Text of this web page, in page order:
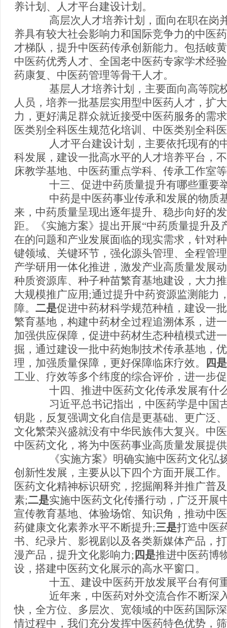
养计划、人才平台建设计划。
高层次人才培养计划，面向在职在岗
养具有较大社会影响力和国际竞争力的中医
才梯队，提升中医药传承创新能力。包括岐
中医药优秀人才、全国老中医药专家学术经
药康复、中医药管理等骨干人才。
基层人才培养计划，主要面向高等院
人员，培养一批基层实用型中医药人才，扩
力，更好满足群众就近接受中医药服务的需
医类别全科医生规范化培训、中医类别全科
人才平台建设计划，主要依托现有的
科发展，建设一批高水平的人才培养平台，
床教学基地、中医药重点学科、传承工作室
十三、促进中药质量提升有哪些重要
中药是中医药事业传承和发展的物质
来，中药质量呈现出逐年提升、稳步向好的
距。《实施方案》提出开展“中药质量提升
在的问题和产业发展面临的现实需求，针对
键领域、关键环节，强化源头管理、全程管
产学研用一体化推进，激发产业高质量发展
种质资源库、种子种苗繁育基地建设，大力
大规模推广应用;通过提升中药资源监测能力
障。 二是促进中药材科学规范种植，建设一
繁育基地，构建中药材全过程追溯体系，进
加强供应保障，促进中药材生态种植模式进
掘，通过建设一批中药炮制技术传承基地，
理，加强质量保障，更好保障临床疗效。
四是
工业、疗效等多个纬度的综合评价，进一步
十四、推进中医药文化传承发展有什
习近平总书记指出，中医药学是中国
钥匙，反复强调文化自信是更基础、更广泛
文化繁荣兴盛就没有中华民族伟大复兴。中
中医药文化，将为中医药事业高质量发展提
《实施方案》明确实施中医药文化弘
创新性发展，主要从以下四个方面开展工作。
医药文化精神标识研究，挖掘阐释并推广普
素;二是实施中医药文化传播行动，广泛开展
宣传教育基地、体验场馆、知识角，推动中
药健康文化素养水平不断提升;三是打造中医
书、纪录片、影视剧以及各类新媒体产品，
漫产品，提升文化影响力; 四是推进中医药博
设，搭建中医药文化展示的高水平窗口。
十五、建设中医药开放发展平台有何
近年来，中医药对外交流合作不断深
快，全方位、多层次、宽领域的中医药国际
情过程中，我们充分发挥中医药特色优势，